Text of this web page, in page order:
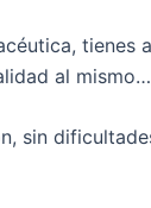
tienes
al
sin